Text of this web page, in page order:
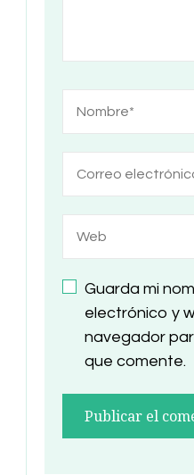
Guarda mi
electrónico y
navegador
que comente.